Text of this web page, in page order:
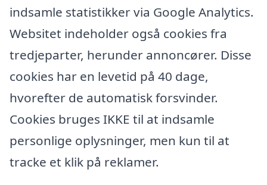
indsamle statistikker via Google Analytics.
Websitet indeholder også cookies fra
tredjeparter, herunder annoncører. Disse
cookies har en levetid på 40 dage,
hvorefter de automatisk forsvinder.
Cookies bruges IKKE til at indsamle
personlige oplysninger, men kun til at
tracke et klik på reklamer.